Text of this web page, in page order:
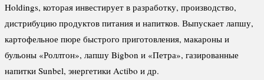
Holdings, которая инвестирует в разработку, производство,
дистрибуцию продуктов питания и напитков. Выпускает лапшу,
картофельное пюре быстрого приготовления, макароны и
бульоны «Роллтон», лапшу Bigbon и «Петра», газированные
напитки Sunbel, энергетики Actibo и др.